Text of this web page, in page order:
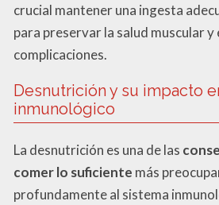
crucial mantener una ingesta
para preservar la salud muscular
complicaciones.
Desnutrición y su impacto
inmunológico
La desnutrición es una de las
comer lo suficiente más
profundamente al sistema